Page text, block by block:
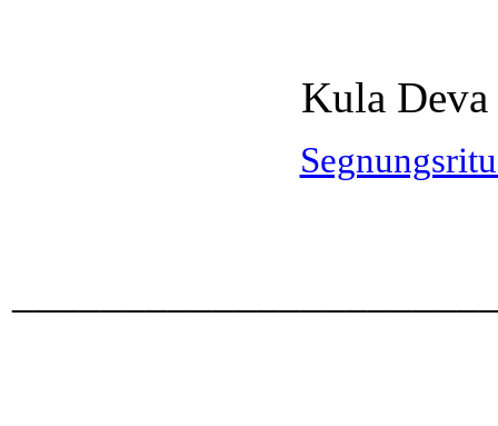
Kula